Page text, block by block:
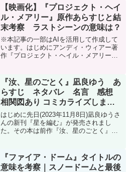
読む会〉は今年で20年目を迎える。店長
の安田松生は、28歳。...
【映画化】『プロジェクト・ヘイ
ル・メアリー』原作あらすじと結
末考察 ラストシーンの意味は？
※本記事の一部はAIを活用して作成して
います。はじめにアンディ・ウィアー著
作『プロジェクト・ヘイル・メアリー』
作家だが、『プロジェクト・ヘイル・メ
アリー』は、その集大...
『汝、星のごとく』凪良ゆう あ
らすじ ネタバレ 名言 感想
相関図あり コミカライズしまし
た！
はじめに先日(2023年11月8日)凪良ゆうさ
んの新刊『星を編む』が発売されまし
た。その本は前作『汝、星のごとく』の
まとめました。『星を編む』を読む前に
このブログを読む...
『ファイア・ドーム』タイトルの
意味を考察｜スノードームと最後